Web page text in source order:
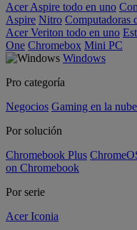
Acer Aspire todo en uno
Aspire Nitro Computadoras
Acer Veriton todo en uno
One Chromebox Mini PC
Windows
Pro categoría
Negocios Gaming en la nube
Por solución
Chromebook Plus
on Chromebook
Por serie
Acer Iconia